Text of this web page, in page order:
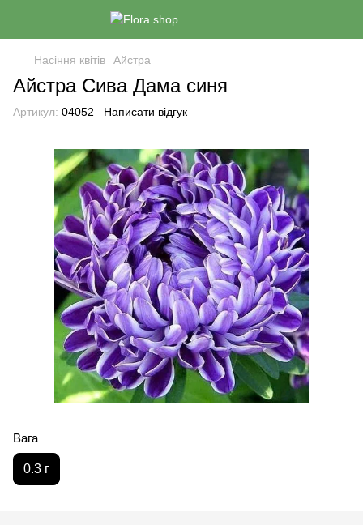
Насіння квітів Айстра
Айстра Сива Дама синя
Артикул: 04052 Написати відгук
Вага
0.3 г